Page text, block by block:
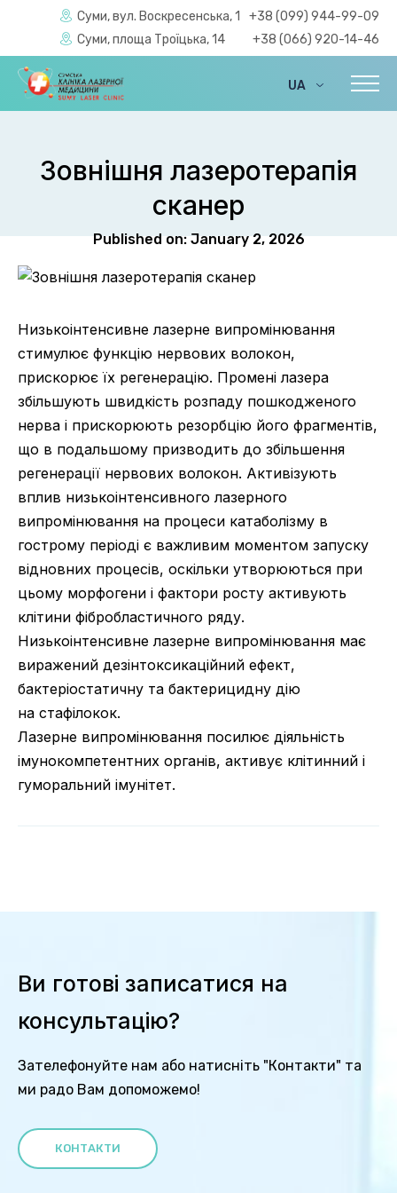
Суми, вул. Воскресенська, 1
+38 (099) 944-99-09
Суми, площа Троїцька, 14
+38 (066) 920-14-46
UA
Зовнішня лазеротерапія
сканер
Published on: January 2, 2026
Низькоінтенсивне лазерне випромінювання
стимулює функцію нервових волокон,
прискорює їх регенерацію. Промені лазера
збільшують швидкість розпаду пошкодженого
нерва і прискорюють резорбцію його фрагментів,
що в подальшому призводить до збільшення
регенерації нервових волокон. Активізують
вплив низькоінтенсивного лазерного
випромінювання на процеси катаболізму в
гострому періоді є важливим моментом запуску
відновних процесів, оскільки утворюються при
цьому морфогени і фактори росту активують
клітини фібробластичного ряду.
Низькоінтенсивне лазерне випромінювання має
виражений дезінтоксикаційний ефект,
бактеріостатичну та бактерицидну дію
на стафілокок.
Лазерне випромінювання посилює діяльність
імунокомпетентних органів, активує клітинний і
гуморальний імунітет.
Ви готові записатися на
консультацію?
Зателефонуйте нам або натисніть "Контакти" та
ми радо Вам допоможемо!
КОНТАКТИ